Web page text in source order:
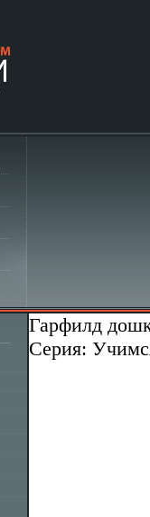
Гарфилд
Серия: